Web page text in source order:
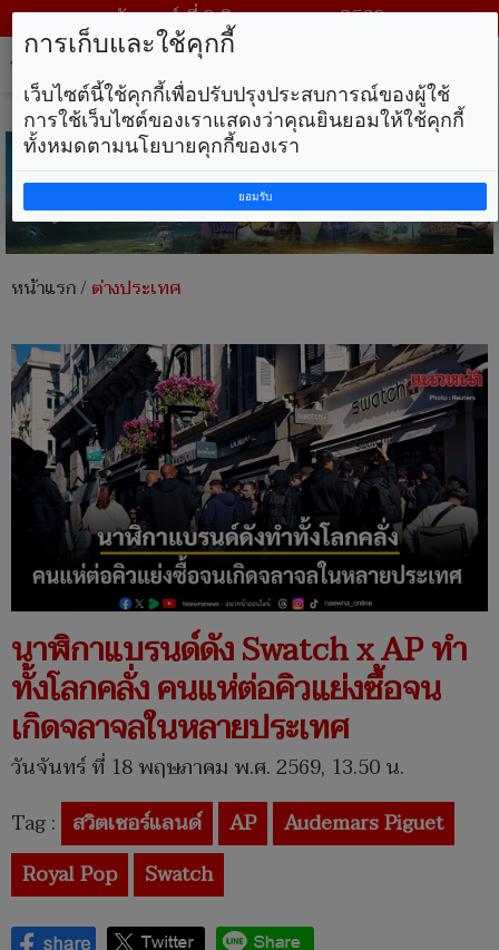
วันเสาร์ ที่ 8 สิงหาคม พ.ศ. 2569
หน้าแรก/ต่างประเทศ
นาฬิกาแบรนด์ดัง Swatch x AP ทำ
ทั้งโลกคลั่ง คนแห่ต่อคิวแย่งซื้อจน
เกิดจลาจลในหลายประเทศ
วันจันทร์ ที่ 18 พฤษภาคม พ.ศ. 2569, 13.50 น.
Tag : สวิตเซอร์แลนด์ AP
Audemars Piguet
Royal Pop
Swatch
การเก็บและใช้คุกกี้
เว็บไซต์นี้ใช้คุกกี้เพื่อปรับปรุงประสบการณ์ของผู้ใช้
การใช้เว็บไซต์ของเราแสดงว่าคุณยินยอมให้ใช้คุกกี้
ทั้งหมดตามนโยบายคุกกี้ของเรา
ยอมรับ